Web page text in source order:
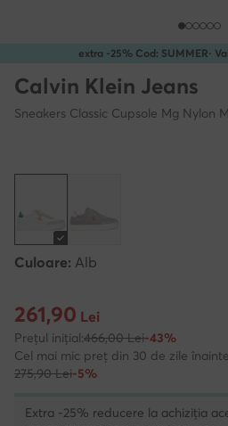
extra -25% Cod: SUMMER·
Calvin Klein Jeans
Sneakers Classic Cupsole Mg Nylon
Culoare: Alb
Prețul actual 261,90 Lei
261,90 Lei
Prețul inițial:466,00 Lei-43%
Cel mai mic preț din 30 de zile
275,90 Lei-5%
Extra -25% reducere la achiziția